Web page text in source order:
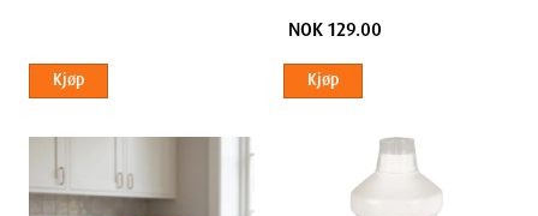
Kjøp
NOK 129.00
Kjøp